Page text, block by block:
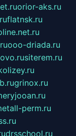
orior-aks.ru
flatnsk.ru
ooo-driada.ru
siterem.ru
grinox.ru
perm.ru
drsschool.ru